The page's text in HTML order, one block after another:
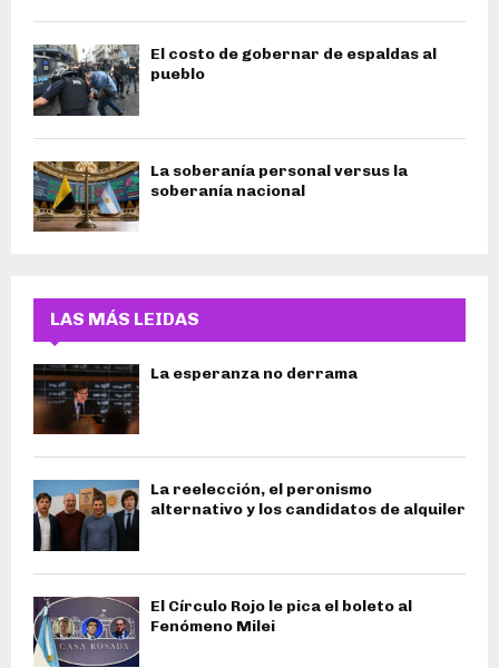
El costo de gobernar de espaldas al
pueblo
La soberanía personal versus la
soberanía nacional
LAS MÁS LEIDAS
La esperanza no derrama
La reelección, el peronismo
alternativo y los candidatos de alquiler
El Círculo Rojo le pica el boleto al
Fenómeno Milei